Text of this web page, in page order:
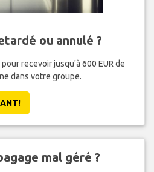
ou annulé ?
recevoir jusqu'à 600 EUR de
dans votre groupe.
mal géré ?